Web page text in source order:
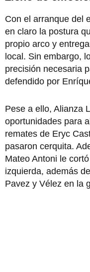
Con el arranque del
en claro la postura
propio arco y
local. Sin embargo,
precisión necesaria
defendido por
Pese a ello, Alianza
oportunidades para
remates de Eryc
pasaron cerquita.
Mateo Antoni le
izquierda, además
Pavez y Vélez en la